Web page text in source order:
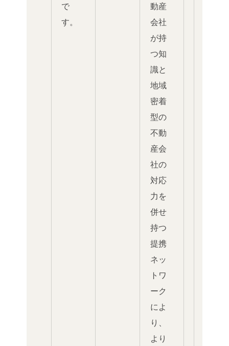
で
す。
動産
会社
が持
つ知
識と
地域
密着
型の
不動
産会
社の
対応
力を
併せ
持つ
提携
ネッ
トワ
ーク
によ
り、
より